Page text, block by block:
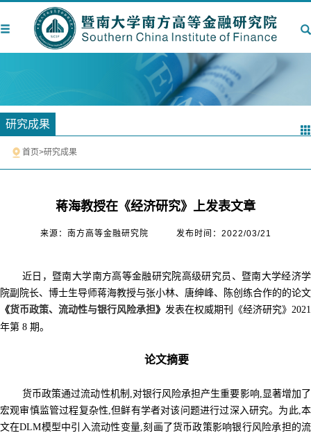
研究成果
首页>研究成果
蒋海教授在《经济研究》上发表文章
来源：南方高等金融研究院 发布时间：2022/03/21
近日，暨南大学南方高等金融研究院高级研究员、暨南大学经济学
院副院长、博士生导师蒋海教授与张小林、唐绅峰、陈创练合作的的论文
《货币政策、流动性与银行风险承担》 发表在权威期刊《经济研究》2021
年第 8 期。
论文摘要
货币政策通过流动性机制,对银行风险承担产生重要影响,显著增加了
宏观审慎监管过程复杂性,但鲜有学者对该问题进行过深入研究。为此,本
文在DLM模型中引入流动性变量,刻画了货币政策影响银行风险承担的流